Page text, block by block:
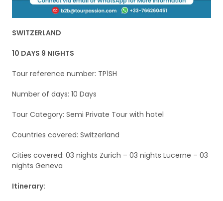
SWITZERLAND
10 DAYS 9 NIGHTS
Tour reference number: TP1SH
Number of days: 10 Days
Tour Category: Semi Private Tour with hotel
Countries covered: Switzerland
Cities covered: 03 nights Zurich – 03 nights Lucerne – 03
nights Geneva
Itinerary: